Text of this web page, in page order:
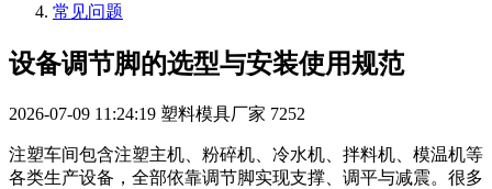
常见问题
设备调节脚的选型与安装使用规范
2026-07-09 11:24:19 塑料模具厂家 7252
注塑车间包含注塑主机、粉碎机、冷水机、拌料机、模温机等
各类生产设备，全部依靠调节脚实现支撑、调平与减震。很多